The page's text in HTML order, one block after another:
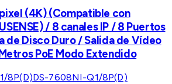
(4K) (Compatible con
/ 8 canales IP / 8 Puertos
de Disco Duro / Salida de Vídeo
PoE Modo Extendido
8P(D)DS-7608NI-Q1/8P(D)